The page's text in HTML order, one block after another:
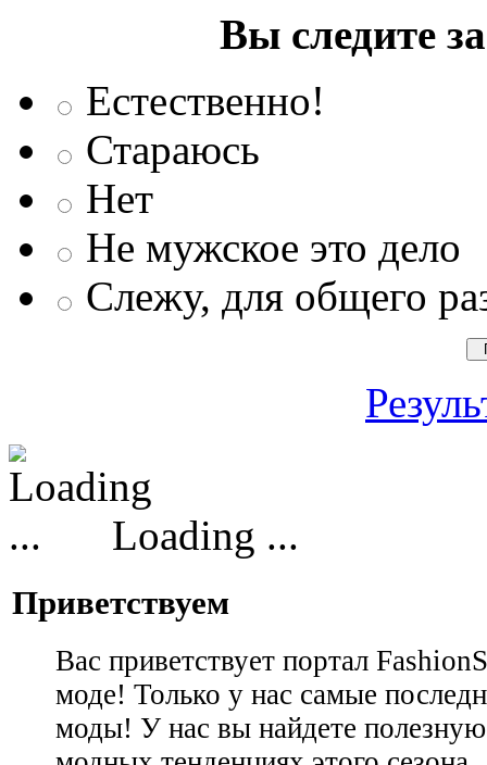
Вы следите
Естественно!
Стараюсь
Нет
Не мужское это дело
Слежу, для общего
Loading ...
Приветствуем
Вас приветствует портал
моде! Только у нас самые
моды! У нас вы найдете